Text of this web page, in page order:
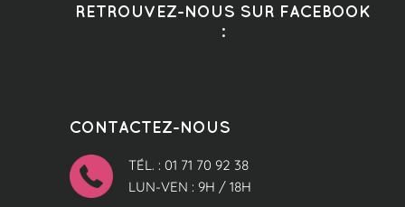
RETROUVEZ-NOUS SUR FACEBOOK
:
CONTACTEZ-NOUS
TÉL. : 01 71 70 92 38
LUN-VEN : 9H / 18H